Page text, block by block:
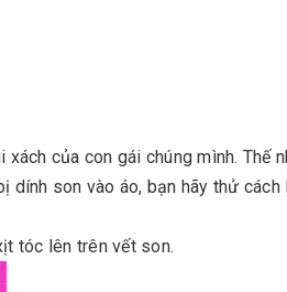
của con gái chúng mình. Thế
dính son vào áo, bạn hãy thử cách
tóc lên trên vết son.